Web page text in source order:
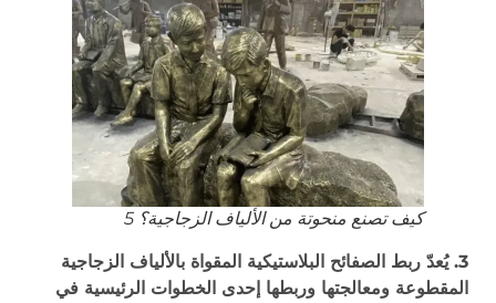
كيف تصنع منحوتة من الألياف الزجاجية؟ 5
3. يُعدّ ربط الصفائح البلاستيكية المقواة بالألياف الزجاجية
المقطوعة ومعالجتها وربطها إحدى الخطوات الرئيسية في